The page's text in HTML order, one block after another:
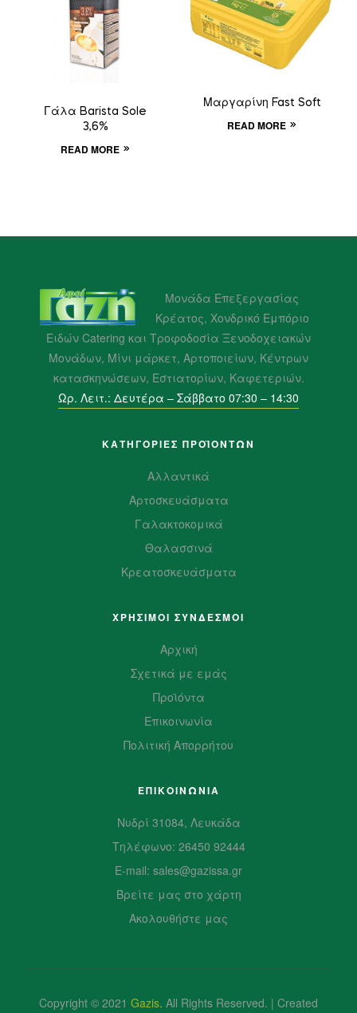
Γάλα Barista Sole
3,6%
READ MORE
Μαργαρίνη Fast Soft
READ MORE
Μονάδα Επεξεργασίας
Κρέατος, Χονδρικό Εμπόριο
Ειδών Catering και Τροφοδοσία Ξενοδοχειακών
Μονάδων, Μίνι μάρκετ, Αρτοποιείων, Κέντρων
κατασκηνώσεων, Εστιατορίων, Καφετεριών.
Ωρ. Λειτ.: Δευτέρα – Σάββατο 07:30 – 14:30
ΚΑΤΗΓΟΡΙΕΣ ΠΡΟΪΌΝΤΩΝ
Αλλαντικά
Αρτοσκευάσματα
Γαλακτοκομικά
Θαλασσινά
Κρεατοσκευάσματα
ΧΡΗΣΙΜΟΙ ΣΥΝΔΕΣΜΟΙ
Αρχική
Σχετικά με εμάς
Προϊόντα
Επικοινωνία
Πολιτική Απορρήτου
ΕΠΙΚΟΙΝΩΝΙΑ
Νυδρί 31084, Λευκάδα
Τηλέφωνο: 26450 92444
E-mail: sales@gazissa.gr
Βρείτε μας στο χάρτη
Ακολουθήστε μας
Copyright © 2021 Gazis. All Rights Reserved. | Created